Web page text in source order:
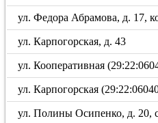
ул. Федора Абрамова, д. 17,
ул. Карпогорская, д. 43
ул. Кооперативная
ул. Карпогорская
ул. Полины Осипенко, д. 20,